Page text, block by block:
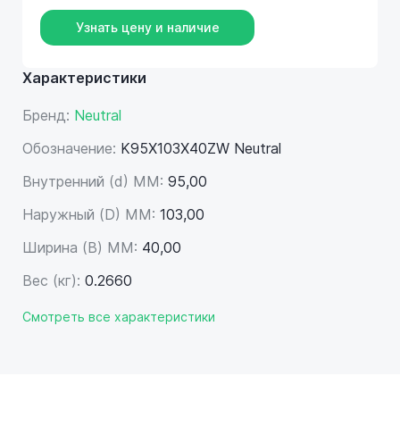
Характеристики
Бренд: Neutral
Обозначение: K95X103X40ZW Neutral
Внутренний (d) ММ: 95,00
Наружный (D) ММ: 103,00
Ширина (B) MM: 40,00
Вес (кг): 0.2660
Смотреть все характеристики
Узнать цену и наличие